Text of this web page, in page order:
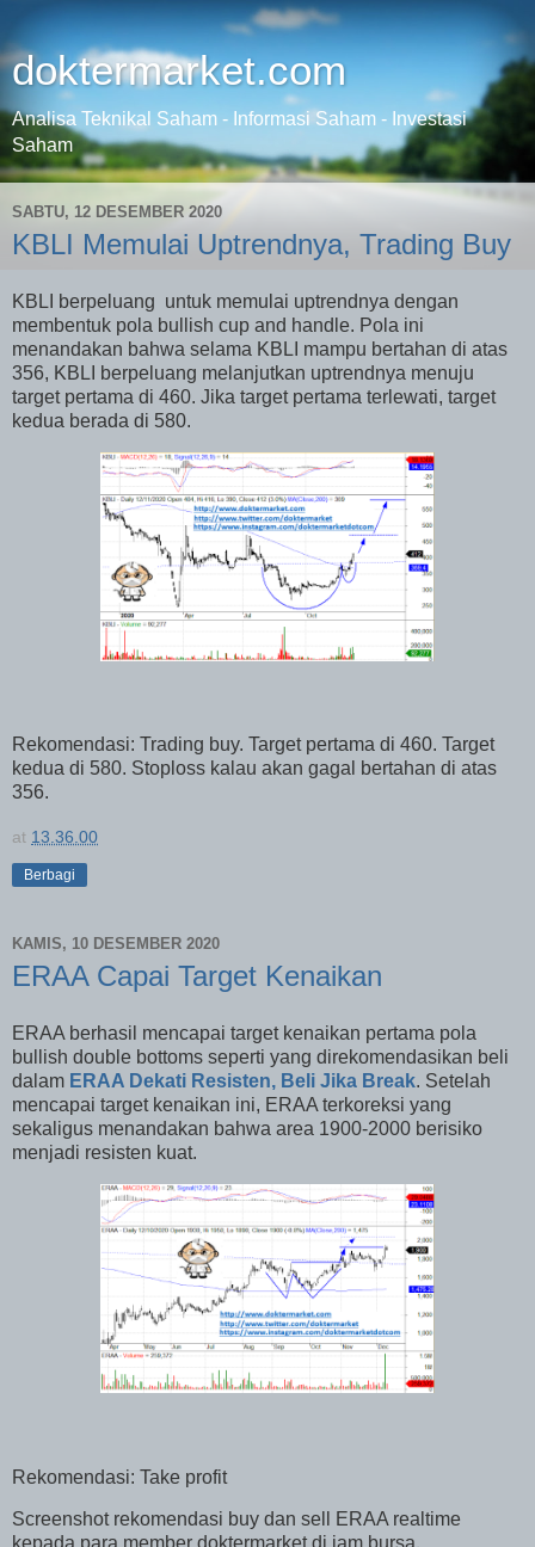
doktermarket.com
Analisa Teknikal Saham - Informasi Saham - Investasi
Saham
SABTU, 12 DESEMBER 2020
KBLI Memulai Uptrendnya, Trading Buy
KBLI berpeluang untuk memulai uptrendnya dengan
membentuk pola bullish cup and handle. Pola ini
menandakan bahwa selama KBLI mampu bertahan di atas
356, KBLI berpeluang melanjutkan uptrendnya menuju
target pertama di 460. Jika target pertama terlewati, target
kedua berada di 580.
Rekomendasi: Trading buy. Target pertama di 460. Target
kedua di 580. Stoploss kalau akan gagal bertahan di atas
356.
at 13.36.00
Berbagi
KAMIS, 10 DESEMBER 2020
ERAA Capai Target Kenaikan
ERAA berhasil mencapai target kenaikan pertama pola
bullish double bottoms seperti yang direkomendasikan beli
dalam ERAA Dekati Resisten, Beli Jika Break. Setelah
mencapai target kenaikan ini, ERAA terkoreksi yang
sekaligus menandakan bahwa area 1900-2000 berisiko
menjadi resisten kuat.
Rekomendasi: Take profit
Screenshot rekomendasi buy dan sell ERAA realtime